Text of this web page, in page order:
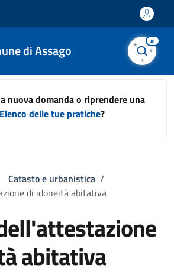
di Assago
AI
nuova domanda o riprendere una
delle tue pratiche?
pane
Catasto e urbanistica /
di idoneità abitativa
abitativa